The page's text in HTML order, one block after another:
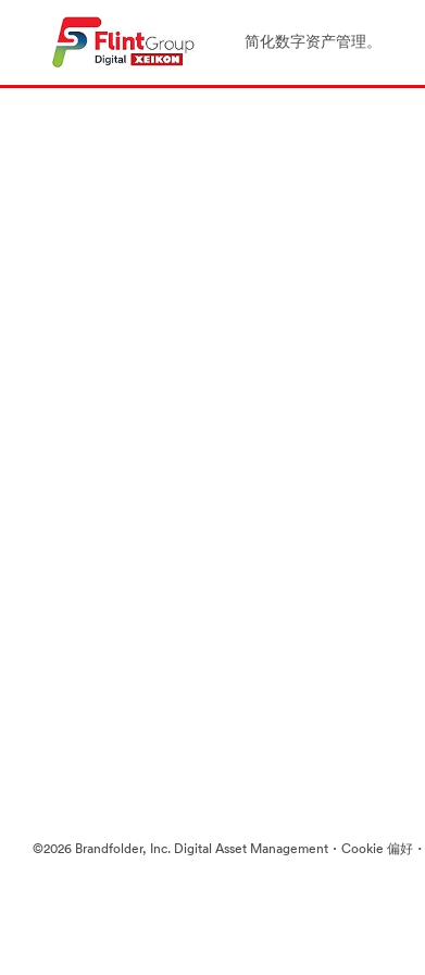
简化数字资产管理。
©2026 Brandfolder, Inc. Digital Asset Management · Cookie 偏好 ·